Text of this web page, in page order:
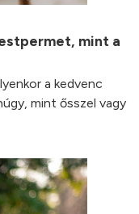
mint a
a kedvenc
mint ősszel vagy